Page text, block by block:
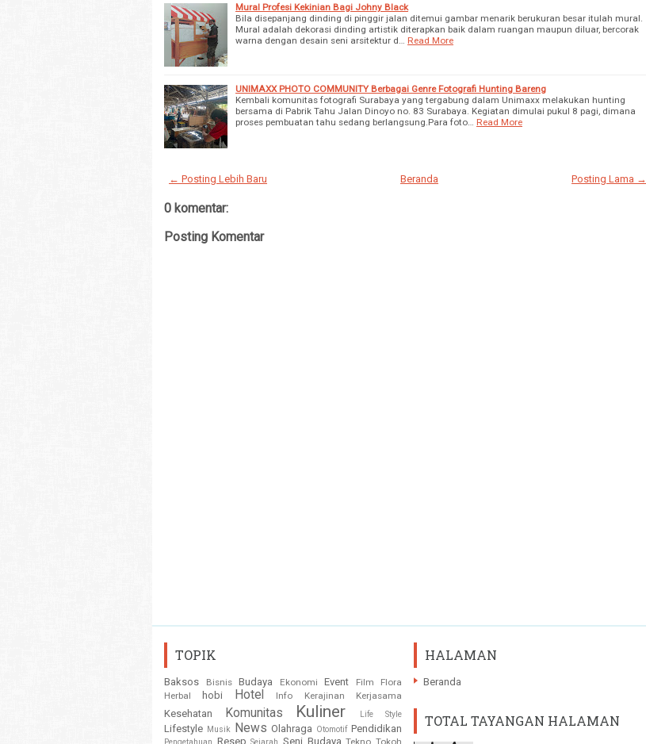
Mural Profesi Kekinian Bagi Johny Black
Bila disepanjang dinding di pinggir jalan ditemui gambar menarik berukuran besar itulah mural.
Mural adalah dekorasi dinding artistik diterapkan baik dalam ruangan maupun diluar, bercorak
warna dengan desain seni arsitektur d…
Read More
UNIMAXX PHOTO COMMUNITY Berbagai Genre Fotografi Hunting Bareng
Kembali komunitas fotografi Surabaya yang tergabung dalam Unimaxx melakukan hunting
bersama di Pabrik Tahu Jalan Dinoyo no. 83 Surabaya. Kegiatan dimulai pukul 8 pagi, dimana
proses pembuatan tahu sedang berlangsung.Para foto…
Read More
← Posting Lebih Baru Posting Lama →
Beranda
0 komentar:
Posting Komentar
TOPIK
Baksos Bisnis Budaya Ekonomi Event Film
Flora
Herbal
hobi Hotel Info Kerajinan Kerjasama
Kesehatan Komunitas Kuliner Life Style
Lifestyle Musik News Olahraga Otomotif Pendidikan
Pengetahuan Resep Sejarah Seni Budaya Tekno Tokoh
HALAMAN
Beranda
TOTAL TAYANGAN HALAMAN